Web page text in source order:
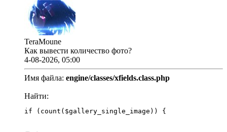
TeraMoune
Как вывести количество фото?
4-08-2026, 05:00
Имя файла: engine/classes/xfields.class.php
Найти:
if (count($gallery_single_image)) {